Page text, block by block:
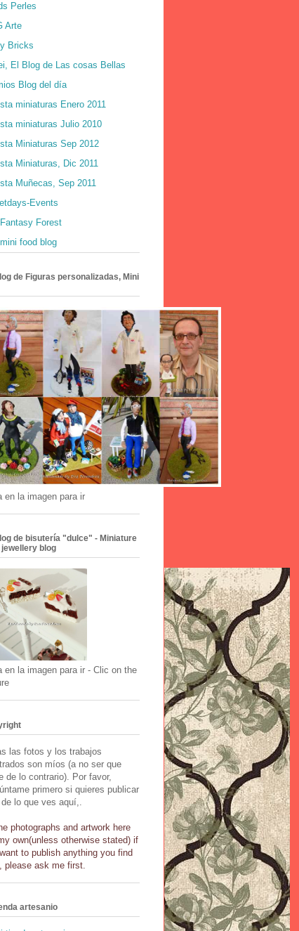
Perles
Arte
Bricks
El Blog de Las cosas Bellas
Blog del día
miniaturas Enero 2011
miniaturas Julio 2010
Miniaturas Sep 2012
Miniaturas, Dic 2011
Muñecas, Sep 2011
Events
Forest
food blog
de Figuras personalizadas, Mini
en la imagen para ir
de bisutería "dulce" - Miniature
blog
en la imagen para ir - Clic on the
las fotos y los trabajos
son míos (a no ser que
de lo contrario). Por favor,
primero si quieres publicar
lo que ves aquí,.
photographs and artwork here
own(unless otherwise stated) if
to publish anything you find
please ask me first.
artesanio